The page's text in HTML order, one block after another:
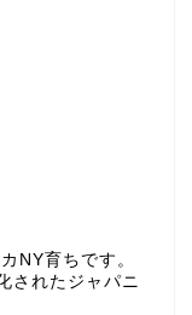
NY育ちです。
されたジャパニ